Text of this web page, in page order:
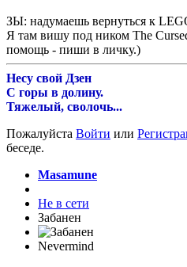
ЗЫ: надумаешь вернуться к
Я там вишу под ником The
помощь - пиши в личку.)
Несу свой Дзен
С горы в долину.
Тяжелый, сволочь...
Пожалуйста Войти или
беседе.
Masamune
Не в сети
Забанен
Nevermind